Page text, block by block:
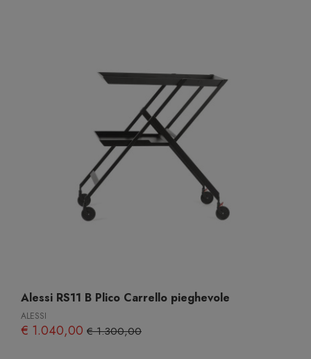
Alessi RS11 B Plico Carrello pieghevole
ALESSI
€ 1.040,00 € 1.300,00